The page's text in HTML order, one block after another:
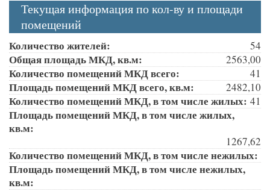
Текущая информация по кол-ву и площади
помещений
Количество жителей: 54
Общая площадь МКД, кв.м: 2563,00
Количество помещений МКД всего: 41
Площадь помещений МКД всего, кв.м: 2482,10
Количество помещений МКД, в том числе жилых: 41
Площадь помещений МКД, в том числе жилых,
кв.м:
1267,62
Количество помещений МКД, в том числе нежилых:
Площадь помещений МКД, в том числе нежилых,
кв.м: